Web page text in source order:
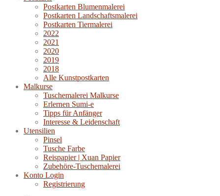
Postkarten Blumenmalerei
Postkarten Landschaftsmalerei
Postkarten Tiermalerei
2022
2021
2020
2019
2018
Alle Kunstpostkarten
Malkurse
Tuschemalerei Malkurse
Erlernen Sumi-e
Tipps für Anfänger
Interesse & Leidenschaft
Utensilien
Pinsel
Tusche Farbe
Reispapier | Xuan Papier
Zubehöre-Tuschemalerei
Konto Login
Registrierung